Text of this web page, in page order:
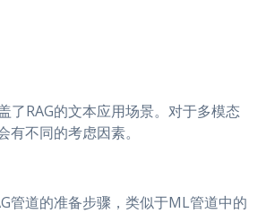
了RAG的文本应用场景。对于多模态
有不同的考虑因素。
管道的准备步骤，类似于ML管道中的